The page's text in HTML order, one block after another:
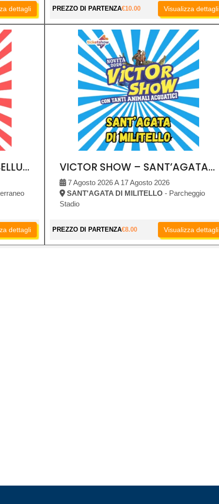
dettagli PREZZO DI PARTENZA€10.00 Visualizza dettagli
SELLIA MARINA – CIRCO BELLUCCI
dettagli
VICTOR SHOW – SANT’AGATA DI MILITELLO
7 Agosto 2026 A 17 Agosto 2026
SANT'AGATA DI MILITELLO - Parcheggio
Stadio
PREZZO DI PARTENZA€8.00 Visualizza dettagli